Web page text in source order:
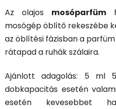
Az olajos mosóparfüm
mosógép öblítő rekeszébe
az öblítési fázisban a
rátapad a ruhák szálaira.
Ajánlott adagolás: 5 ml
dobkapacitás esetén
esetén kevesebbet